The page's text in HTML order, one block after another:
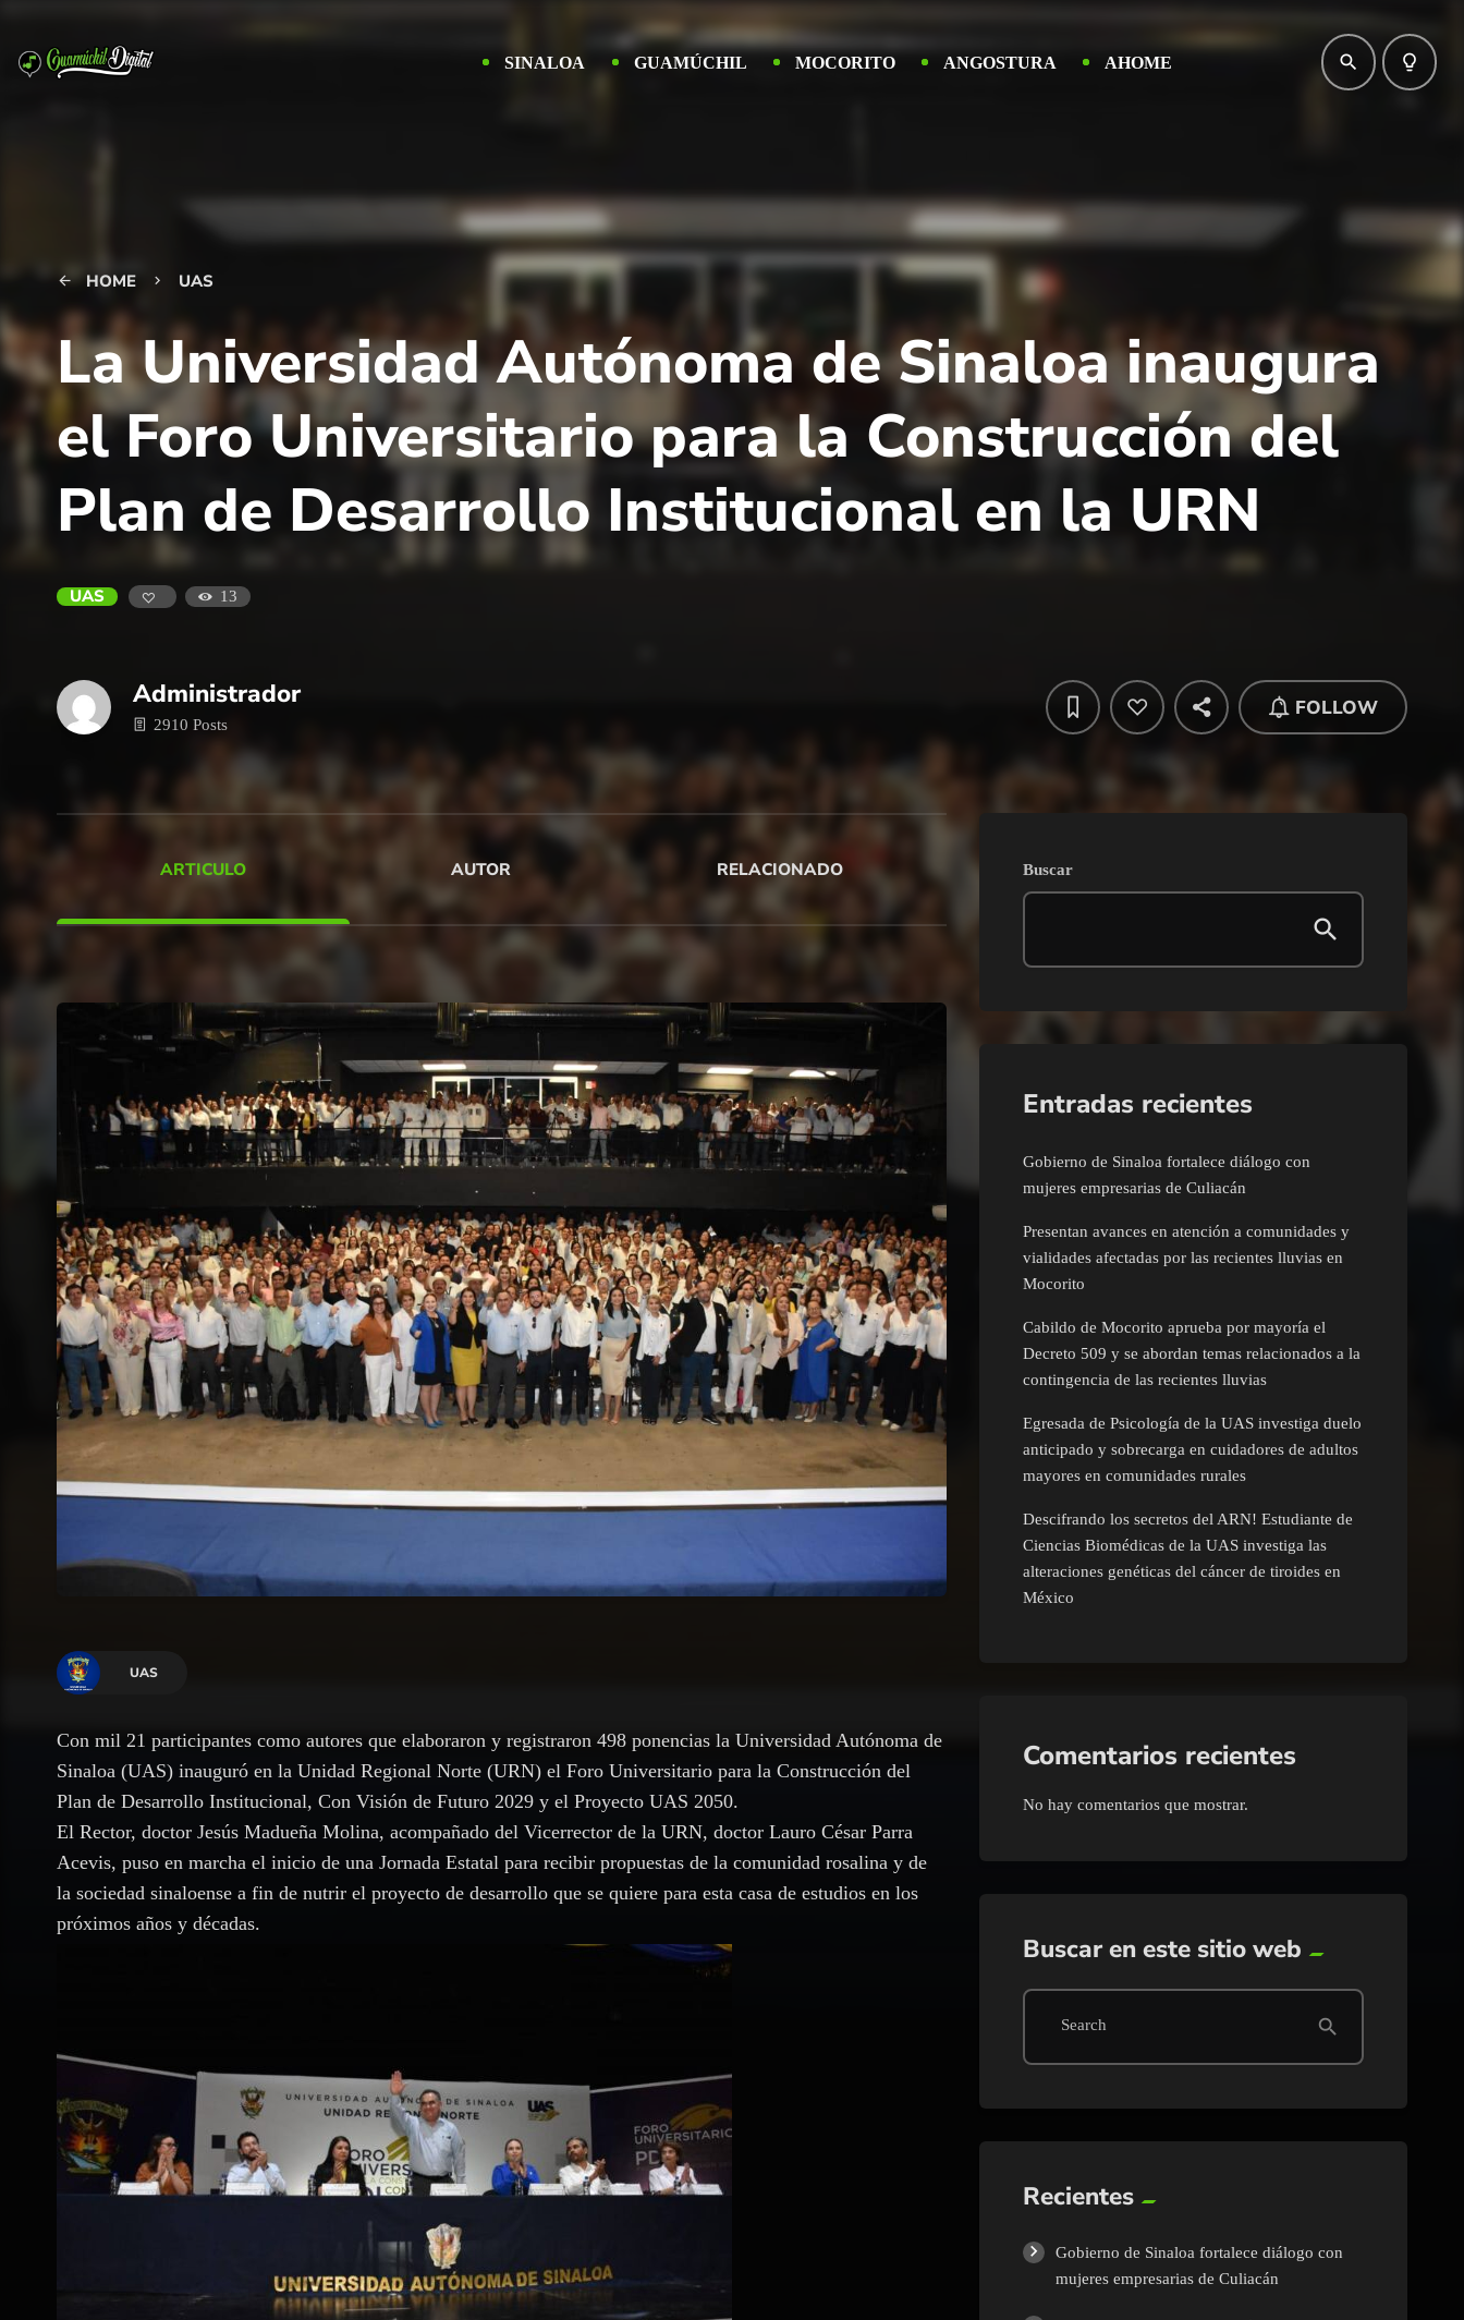
SINALOA GUAMÚCHIL MOCORITO ANGOSTURA AHOME search lightbulb_outline
arrow_back HOME keyboard_arrow_right UAS
La Universidad Autónoma de Sinaloa inaugura
el Foro Universitario para la Construcción del
Plan de Desarrollo Institucional en la URN
UAS 13
Administrador
2910 Posts
FOLLOW
ARTICULO AUTOR RELACIONADO
UAS
Con mil 21 participantes como autores que elaboraron y registraron 498 ponencias la Universidad Autónoma de
Sinaloa (UAS) inauguró en la Unidad Regional Norte (URN) el Foro Universitario para la Construcción del
Plan de Desarrollo Institucional, Con Visión de Futuro 2029 y el Proyecto UAS 2050.
El Rector, doctor Jesús Madueña Molina, acompañado del Vicerrector de la URN, doctor Lauro César Parra
Acevis, puso en marcha el inicio de una Jornada Estatal para recibir propuestas de la comunidad rosalina y de
la sociedad sinaloense a fin de nutrir el proyecto de desarrollo que se quiere para esta casa de estudios en los
próximos años y décadas.
Buscar
Entradas recientes
Gobierno de Sinaloa fortalece diálogo con
mujeres empresarias de Culiacán
Presentan avances en atención a comunidades y
vialidades afectadas por las recientes lluvias en
Mocorito
Cabildo de Mocorito aprueba por mayoría el
Decreto 509 y se abordan temas relacionados a la
contingencia de las recientes lluvias
Egresada de Psicología de la UAS investiga duelo
anticipado y sobrecarga en cuidadores de adultos
mayores en comunidades rurales
Descifrando los secretos del ARN! Estudiante de
Ciencias Biomédicas de la UAS investiga las
alteraciones genéticas del cáncer de tiroides en
México
Comentarios recientes
No hay comentarios que mostrar.
Buscar en este sitio web
Search search
Recientes
Gobierno de Sinaloa fortalece diálogo con
mujeres empresarias de Culiacán